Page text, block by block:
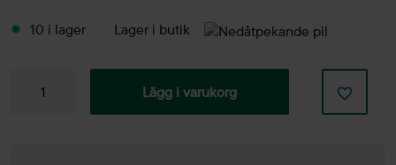
10 i lager Lager i butik
Sittpuff
Lägg i varukorg